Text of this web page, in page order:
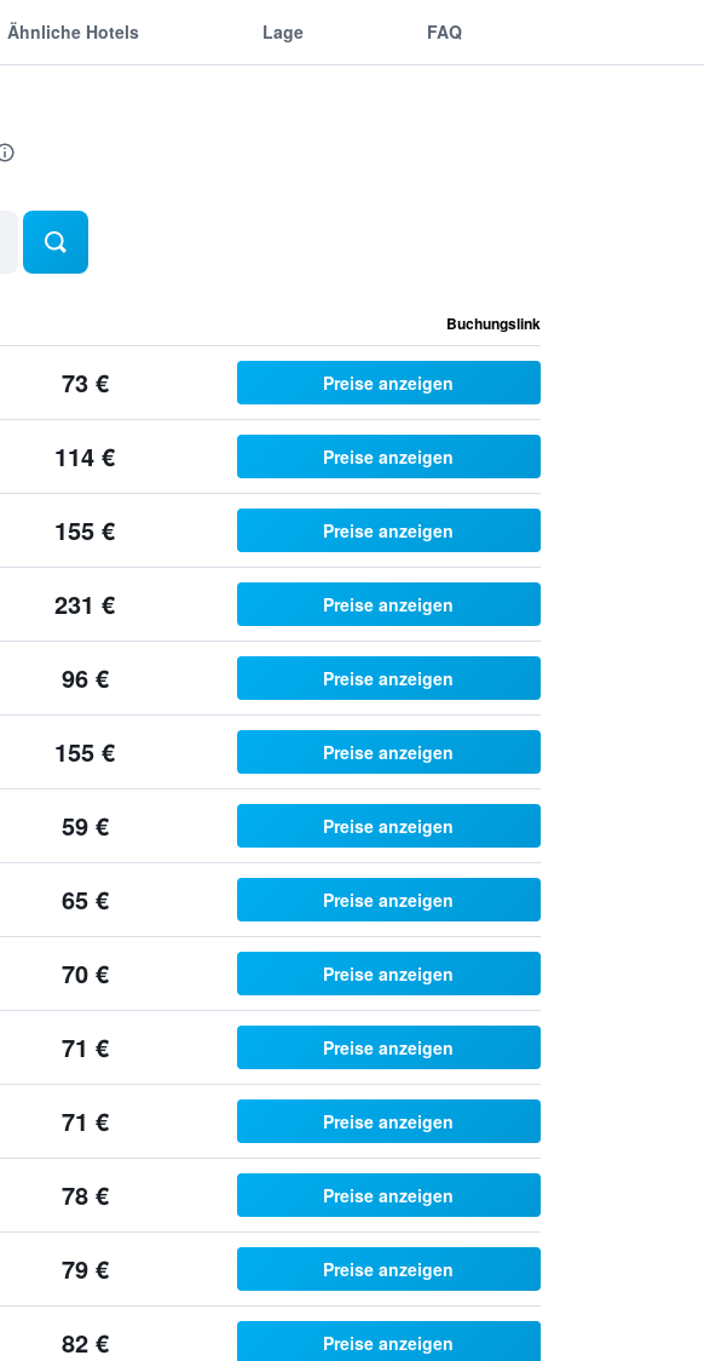
Ähnliche Hotels Lage FAQ
Buchungslink
73 € Preise anzeigen
114 € Preise anzeigen
155 € Preise anzeigen
231 € Preise anzeigen
96 € Preise anzeigen
155 € Preise anzeigen
59 € Preise anzeigen
65 € Preise anzeigen
70 € Preise anzeigen
71 € Preise anzeigen
71 € Preise anzeigen
78 € Preise anzeigen
79 € Preise anzeigen
82 € Preise anzeigen